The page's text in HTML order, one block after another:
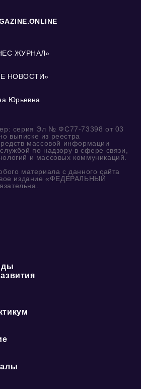
ЖУРНАЛ»
НОВОСТИ»
Юрьевна
серия Эл № ФС77-73398 от 03
выписке из реестра
массовой информации
по надзору в сфере связи,
и массовых коммуникаций.
материала с данного сайта
издание «ФЕДЕРАЛЬНЫЙ